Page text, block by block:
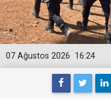
16:24
07 Ağustos 2026